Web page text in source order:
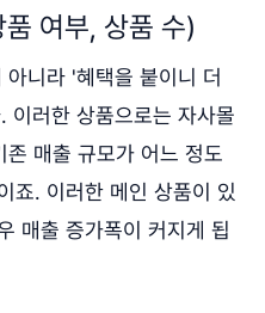
여부, 상품 수)
니라 '혜택을 붙이니 더
이러한 상품으로는 자사몰
매출 규모가 어느 정도
죠. 이러한 메인 상품이 있
매출 증가폭이 커지게 됩